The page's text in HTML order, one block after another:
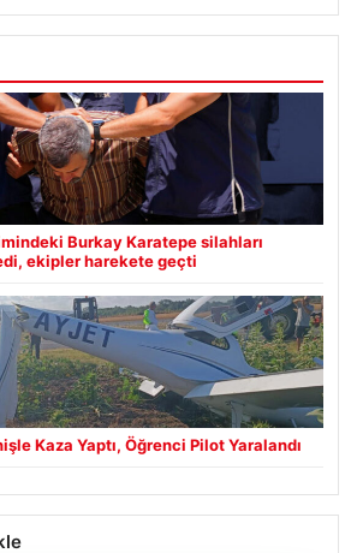
Burkay Karatepe silahları
ekipler harekete geçti
Kaza Yaptı, Öğrenci Pilot Yaralandı